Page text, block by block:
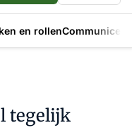
en rollen
tegelijk